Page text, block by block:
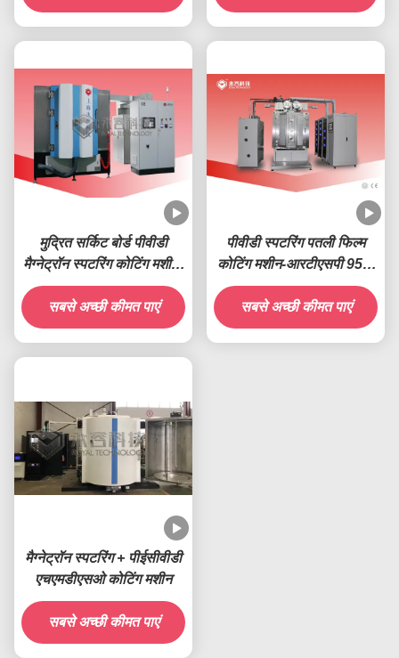
मुद्रित सर्किट बोर्ड पीवीडी
मैग्नेट्रॉन स्पटरिंग कोटिंग मशीन-
आरटीएसपी 1200-पीसीबी
सबसे अच्छी कीमत पाएं
पीवीडी स्पटरिंग पतली फिल्म
कोटिंग मशीन-आरटीएसपी 950-
डीएलसी
सबसे अच्छी कीमत पाएं
मैग्नेट्रॉन स्पटरिंग + पीईसीवीडी
एचएमडीएसओ कोटिंग मशीन
सबसे अच्छी कीमत पाएं